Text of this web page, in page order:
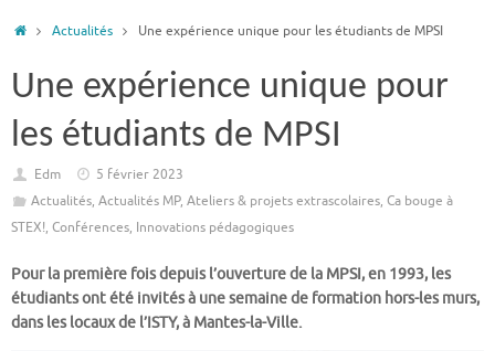
Accueil
Actualités Une expérience unique pour les étudiants de MPSI
Une expérience unique pour
les étudiants de MPSI
Edm
5 février 2023
Actualités, Actualités MP, Ateliers & projets extrascolaires, Ca bouge à
STEX!, Conférences, Innovations pédagogiques
Pour la première fois depuis l’ouverture de la MPSI, en 1993, les
étudiants ont été invités à une semaine de formation hors-les murs,
dans les locaux de l’ISTY, à Mantes-la-Ville.